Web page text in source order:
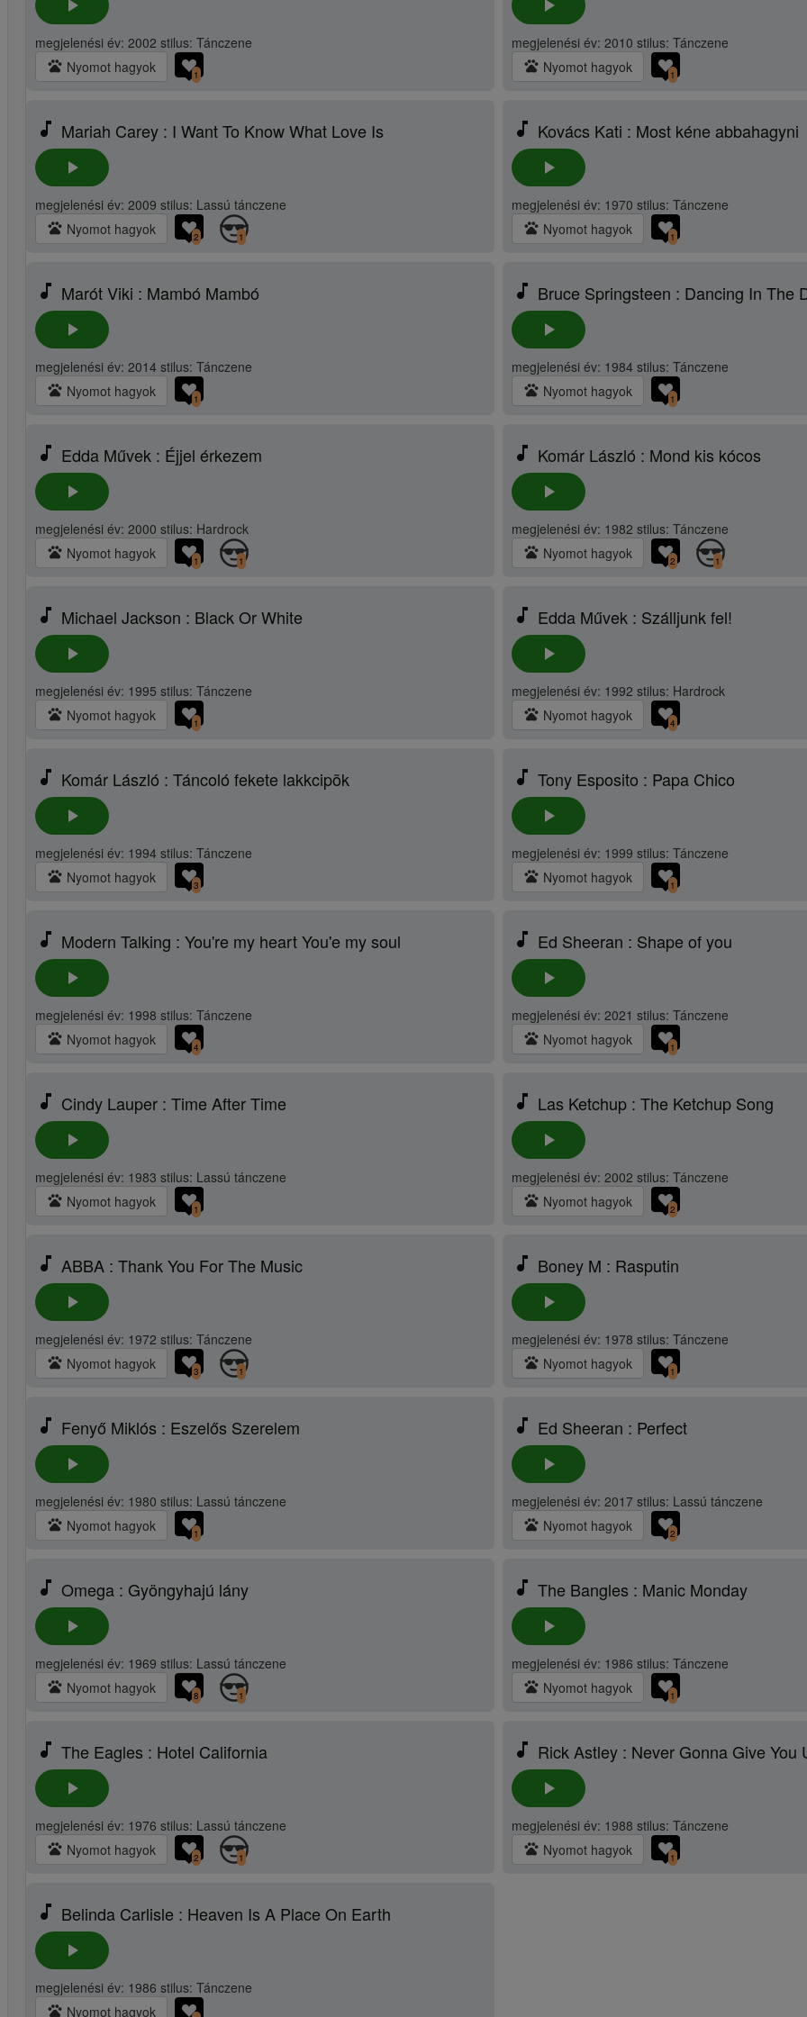
play_arrow
megjelenési év: 2002 stilus: Tánczene
pets Nyomot hagyok 1
play_arrow
megjelenési év: 2010 stilus: Tánczene
pets Nyomot hagyok 1
music_note Mariah Carey : I Want To Know What Love Is
play_arrow
megjelenési év: 2009 stilus: Lassú tánczene
pets Nyomot hagyok 2 1
music_note Kovács Kati : Most kéne abbahagyni
play_arrow
megjelenési év: 1970 stilus: Tánczene
pets Nyomot hagyok 1
music_note Marót Viki : Mambó Mambó
play_arrow
megjelenési év: 2014 stilus: Tánczene
pets Nyomot hagyok 1
music_note Bruce Springsteen : Dancing In The
play_arrow
megjelenési év: 1984 stilus: Tánczene
pets Nyomot hagyok 1
music_note Edda Művek : Éjjel érkezem
play_arrow
megjelenési év: 2000 stilus: Hardrock
pets Nyomot hagyok 1 1
music_note Komár László : Mond kis kócos
play_arrow
megjelenési év: 1982 stilus: Tánczene
pets Nyomot hagyok 2 1
music_note Michael Jackson : Black Or White
play_arrow
megjelenési év: 1995 stilus: Tánczene
pets Nyomot hagyok 1
music_note Edda Művek : Szálljunk fel!
play_arrow
megjelenési év: 1992 stilus: Hardrock
pets Nyomot hagyok 4
music_note Komár László : Táncoló fekete lakkcipõk
play_arrow
megjelenési év: 1994 stilus: Tánczene
pets Nyomot hagyok 3
music_note Tony Esposito : Papa Chico
play_arrow
megjelenési év: 1999 stilus: Tánczene
pets Nyomot hagyok 1
music_note Modern Talking : You're my heart You'e my soul
play_arrow
megjelenési év: 1998 stilus: Tánczene
pets Nyomot hagyok 4
music_note Ed Sheeran : Shape of you
play_arrow
megjelenési év: 2021 stilus: Tánczene
pets Nyomot hagyok 1
music_note Cindy Lauper : Time After Time
play_arrow
megjelenési év: 1983 stilus: Lassú tánczene
pets Nyomot hagyok 1
music_note Las Ketchup : The Ketchup Song
play_arrow
megjelenési év: 2002 stilus: Tánczene
pets Nyomot hagyok 2
music_note ABBA : Thank You For The Music
play_arrow
megjelenési év: 1972 stilus: Tánczene
pets Nyomot hagyok 3 1
music_note Boney M : Rasputin
play_arrow
megjelenési év: 1978 stilus: Tánczene
pets Nyomot hagyok 1
music_note Fenyő Miklós : Eszelős Szerelem
play_arrow
megjelenési év: 1980 stilus: Lassú tánczene
pets Nyomot hagyok 1
music_note Ed Sheeran : Perfect
play_arrow
megjelenési év: 2017 stilus: Lassú tánczene
pets Nyomot hagyok 2
music_note Omega : Gyöngyhajú lány
play_arrow
megjelenési év: 1969 stilus: Lassú tánczene
pets Nyomot hagyok 8 1
music_note The Bangles : Manic Monday
play_arrow
megjelenési év: 1986 stilus: Tánczene
pets Nyomot hagyok 1
music_note The Eagles : Hotel California
play_arrow
megjelenési év: 1976 stilus: Lassú tánczene
pets Nyomot hagyok 2 1
music_note Rick Astley : Never Gonna Give You
play_arrow
megjelenési év: 1988 stilus: Tánczene
pets Nyomot hagyok 1
music_note Belinda Carlisle : Heaven Is A Place On Earth
play_arrow
megjelenési év: 1986 stilus: Tánczene
pets Nyomot hagyok